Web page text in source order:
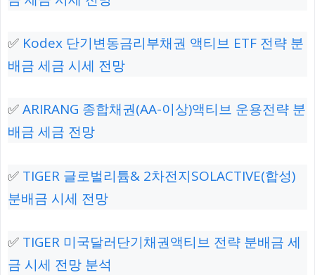
✅ Kodex 단기변동금리부채권 액티브 ETF 전략 분
배금 세금 시세 전망
✅ARIRANG 종합채권(AA-이상)액티브 운용전략 분
배금 세금 전망
✅ TIGER 글로벌리튬& 2차전지SOLACTIVE(합성)
분배금 시세 전망
✅ TIGER 미국달러단기채권액티브 전략 분배금 세
금 시세 전망 분석